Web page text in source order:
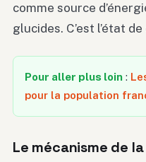
comme source
glucides. C’est l’état de
Pour aller plus loin :
pour la population
Le mécanisme de